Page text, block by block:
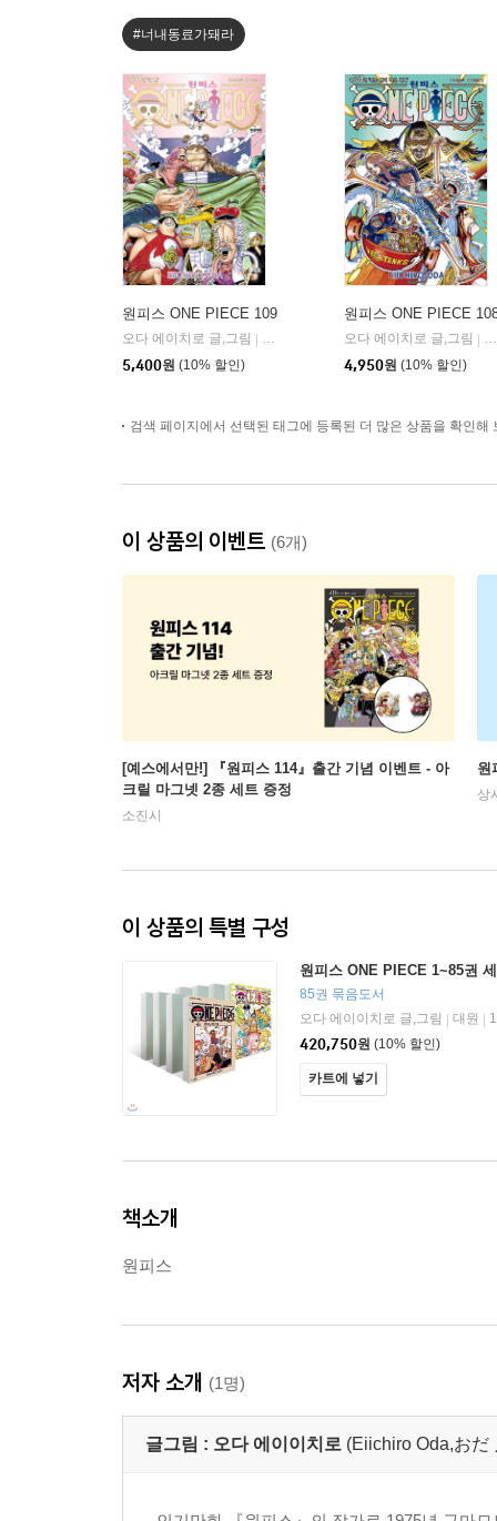
#너내동료가돼라
원피스 ONE PIECE 109
오다 에이치로 글,그림
대원
5,400원 (10% 할인)
원피스 ONE PIECE
오다 에이치로 글,그림
4,950원 (10% 할인)
검색 페이지에서 선택된 태그에 등록된 더 많은 상품을 확인해
이 상품의 이벤트 (6개)
[예스에서만!] 『원피스 114』출간 기념 이벤트 - 아
크릴 마그넷 2종 세트 증정
소진시
원
상
이 상품의 특별 구성
원피스 ONE PIECE 1~85권
85권 묶음도서
오다 에이이치로 글,그림
대원
420,750원 (10% 할인)
카트에 넣기
책소개
원피스
저자 소개 (1명)
글그림 : 오다 에이이치로 (Eiichiro Oda,おだ